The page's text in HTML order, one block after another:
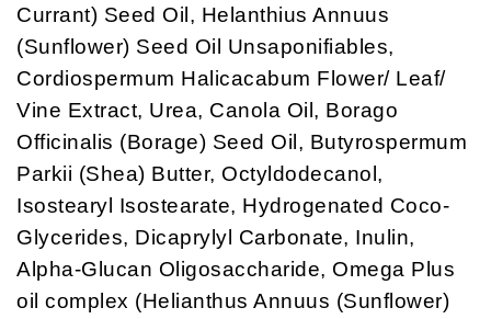
Currant) Seed Oil, Helanthius Annuus
(Sunflower) Seed Oil Unsaponifiables,
Cordiospermum Halicacabum Flower/ Leaf/
Vine Extract, Urea, Canola Oil, Borago
Officinalis (Borage) Seed Oil, Butyrospermum
Parkii (Shea) Butter, Octyldodecanol,
Isostearyl Isostearate, Hydrogenated Coco-
Glycerides, Dicaprylyl Carbonate, Inulin,
Alpha-Glucan Oligosaccharide, Omega Plus
oil complex (Helianthus Annuus (Sunflower)